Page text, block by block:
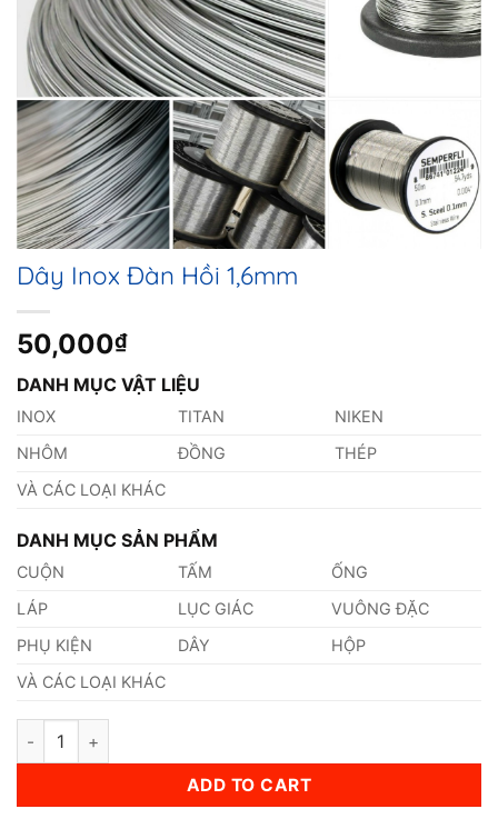
Dây Inox Đàn Hồi 1,6mm
50,000₫
DANH MỤC VẬT LIỆU
INOX TITAN
NIKEN
NHÔM
ĐỒNG
THÉP
VÀ CÁC LOẠI KHÁC
DANH MỤC SẢN PHẨM
CUỘN TẤM
ỐNG
LÁP
LỤC GIÁC
VUÔNG ĐẶC
PHỤ KIỆN
DÂY
HỘP
VÀ CÁC LOẠI KHÁC
Dây Inox Đàn Hồi 1,6mm quantity
ADD TO CART